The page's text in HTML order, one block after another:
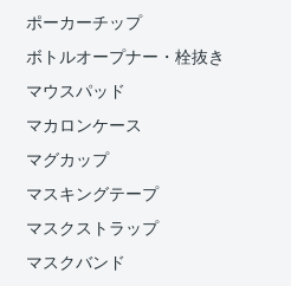
ポーカーチップ
ボトルオープナー・栓抜き
マウスパッド
マカロンケース
マグカップ
マスキングテープ
マスクストラップ
マスクバンド